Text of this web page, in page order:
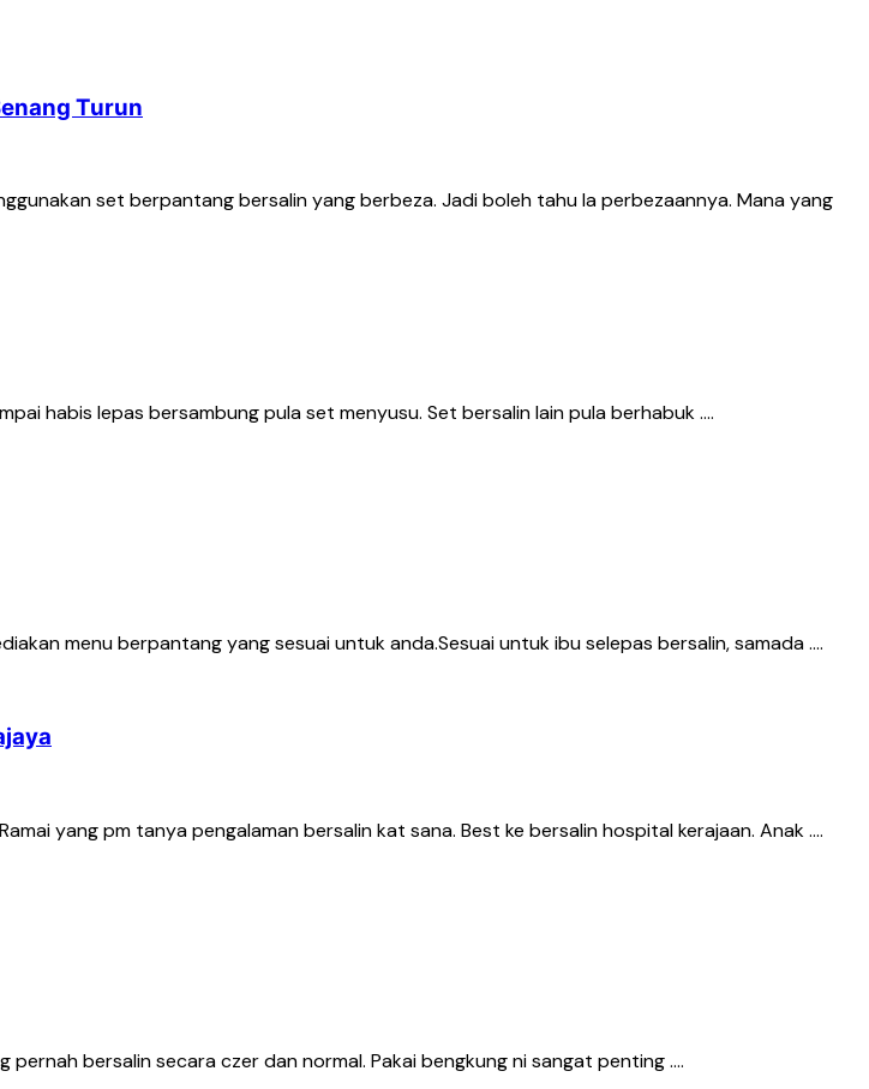
Turun
set berpantang bersalin yang berbeza. Jadi boleh tahu la perbezaannya. Mana yang
habis lepas bersambung pula set menyusu. Set bersalin lain pula berhabuk ….
menu berpantang yang sesuai untuk anda.Sesuai untuk ibu selepas bersalin, samada ….
yang pm tanya pengalaman bersalin kat sana. Best ke bersalin hospital kerajaan. Anak ….
bersalin secara czer dan normal. Pakai bengkung ni sangat penting ….